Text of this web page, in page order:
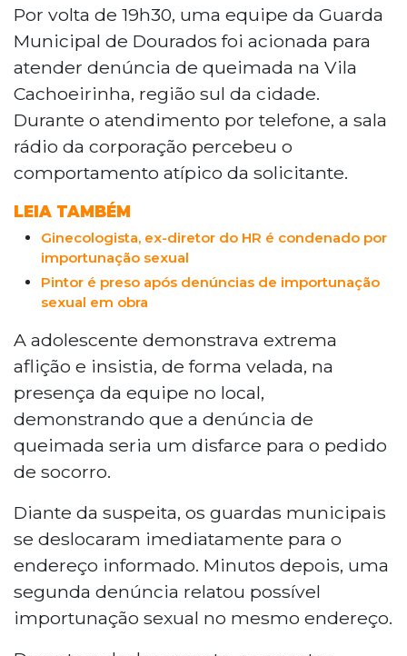
chamado de incêndio para denunciar o
avô, de 78 anos, por importunação sexual
em Dourados, a 251 km de Campo
Grande. A Guarda Municipal percebeu o
comportamento atípico da jovem e foi ao
local, onde recebeu um áudio gravado
pela vítima com falas de conteúdo sexual
do familiar. O homem foi preso em
flagrante e levado à Depac. A
adolescente relatou outras quatro
abordagens e o envio de vídeos
pornográficos via WhatsApp.
Por volta de 19h30, uma equipe da Guarda
Municipal de Dourados foi acionada para
atender denúncia de queimada na Vila
Cachoeirinha, região sul da cidade.
Durante o atendimento por telefone, a sala
rádio da corporação percebeu o
comportamento atípico da solicitante.
LEIA TAMBÉM
Ginecologista, ex-diretor do HR é condenado por
importunação sexual
Pintor é preso após denúncias de importunação
sexual em obra
A adolescente demonstrava extrema
aflição e insistia, de forma velada, na
presença da equipe no local,
demonstrando que a denúncia de
queimada seria um disfarce para o pedido
de socorro.
Diante da suspeita, os guardas municipais
se deslocaram imediatamente para o
endereço informado. Minutos depois, uma
segunda denúncia relatou possível
importunação sexual no mesmo endereço.